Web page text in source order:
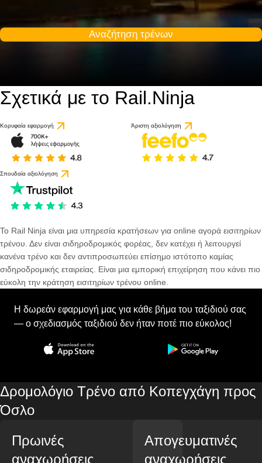
Αναζήτηση τρένων
Σχετικά με το Rail.Ninja
Κορυφαία εφαρμογή Άριστη αξιολόγηση
Σπουδαία αξιολόγηση
Το Rail Ninja είναι μια υπηρεσία κρατήσεων για online αγορά εισιτηρίων
τρένου. Δεν είναι σιδηροδρομικός φορέας, δεν κατέχει ή λειτουργεί
κανένα τρένο και δεν αντιπροσωπεύει επίσημο ιστότοπο καμίας
σιδηροδρομικής εταιρείας. Είναι μια εμπορική επιχείρηση που κάνει πιο
εύκολη την κράτηση εισιτηρίων τρένου online.
Η δωρεάν εφαρμογή μας για κάθε βήμα του ταξιδιού σας
— ο σχεδιασμός ταξιδιού δεν ήταν ποτέ πιο εύκολος!
Δρομολόγιο Τρένο από Κοπεγχάγη προς
Όσλο
Πρωινές
αναχωρήσεις
Απογευματινές
αναχωρήσεις
9 / 10
βασει 35